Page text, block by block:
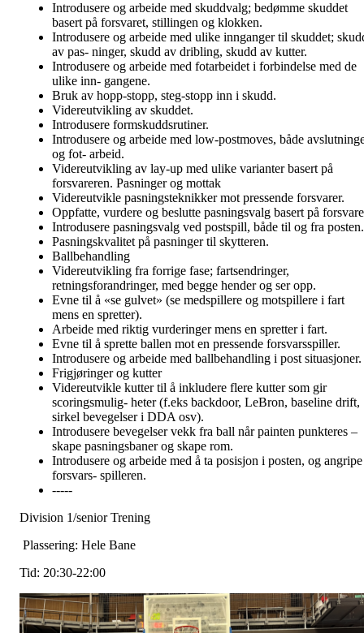
Introdusere og arbeide med skuddvalg; bedømme skuddet
basert på forsvaret, stillingen og klokken.
Introdusere og arbeide med ulike innganger til skuddet;
av pas- ninger, skudd av dribling, skudd av kutter.
Introdusere og arbeide med fotarbeidet i forbindelse med de
ulike inn- gangene.
Bruk av hopp-stopp, steg-stopp inn i skudd.
Videreutvikling av skuddet.
Introdusere formskuddsrutiner.
Introdusere og arbeide med low-postmoves, både
og fot- arbeid.
Videreutvikling av lay-up med ulike varianter basert på
forsvareren. Pasninger og mottak
Videreutvikle pasningsteknikker mot pressende forsvarer.
Oppfatte, vurdere og beslutte pasningsvalg basert på
Introdusere pasningsvalg ved postspill, både til og fra posten.
Pasningskvalitet på pasninger til skytteren.
Ballbehandling
Videreutvikling fra forrige fase; fartsendringer,
retningsforandringer, med begge hender og ser opp.
Evne til å «se gulvet» (se medspillere og motspillere i fart
mens en spretter).
Arbeide med riktig vurderinger mens en spretter i fart.
Evne til å sprette ballen mot en pressende forsvarsspiller.
Introdusere og arbeide med ballbehandling i post situasjoner.
Frigjøringer og kutter
Videreutvikle kutter til å inkludere flere kutter som gir
scoringsmulig- heter (f.eks backdoor, LeBron, baseline drift,
sirkel bevegelser i DDA osv).
Introdusere bevegelser vekk fra ball når painten punkteres –
skape pasningsbaner og skape rom.
Introdusere og arbeide med å ta posisjon i posten, og angripe
forsvars- spilleren.
-----
Division 1/senior Trening
Plassering: Hele Bane
Tid: 20:30-22:00